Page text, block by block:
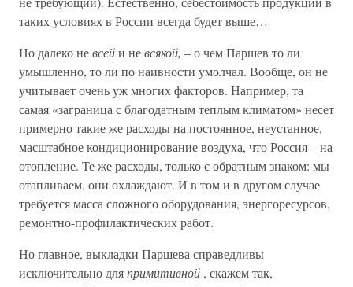
таких условиях в России всегда будет выше…
Но далеко невсейи невсякой, – о чем Паршев то ли
умышленно, то ли по наивности умолчал. Вообще, он не
учитывает очень уж многих факторов. Например, та
самая «заграница с благодатным теплым климатом» несет
примерно такие же расходы на постоянное, неустанное,
масштабное кондиционирование воздуха, что Россия – на
отопление. Те же расходы, только с обратным знаком: мы
отапливаем, они охлаждают. И в том и в другом случае
требуется масса сложного оборудования, энергоресурсов,
ремонтно-профилактических работ.
Но главное, выкладки Паршева справедливы
исключительно дляпримитивной , скажем так,